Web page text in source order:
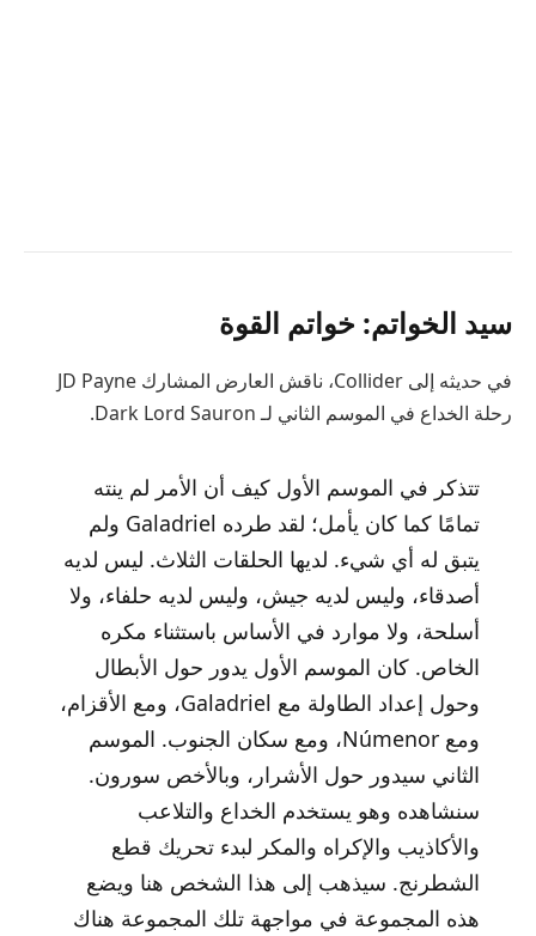
سيد الخواتم: خواتم القوة
في حديثه إلى Collider، ناقش العارض المشارك JD Payne
رحلة الخداع في الموسم الثاني لـ Dark Lord Sauron.
تتذكر في الموسم الأول كيف أن الأمر لم ينته
تمامًا كما كان يأمل؛ لقد طرده Galadriel ولم
يتبق له أي شيء. لديها الحلقات الثلاث. ليس لديه
أصدقاء، وليس لديه جيش، وليس لديه حلفاء، ولا
أسلحة، ولا موارد في الأساس باستثناء مكره
الخاص. كان الموسم الأول يدور حول الأبطال
وحول إعداد الطاولة مع Galadriel، ومع الأقزام،
ومع Númenor، ومع سكان الجنوب. الموسم
الثاني سيدور حول الأشرار، وبالأخص سورون.
سنشاهده وهو يستخدم الخداع والتلاعب
والأكاذيب والإكراه والمكر لبدء تحريك قطع
الشطرنج. سيذهب إلى هذا الشخص هنا ويضع
هذه المجموعة في مواجهة تلك المجموعة هناك